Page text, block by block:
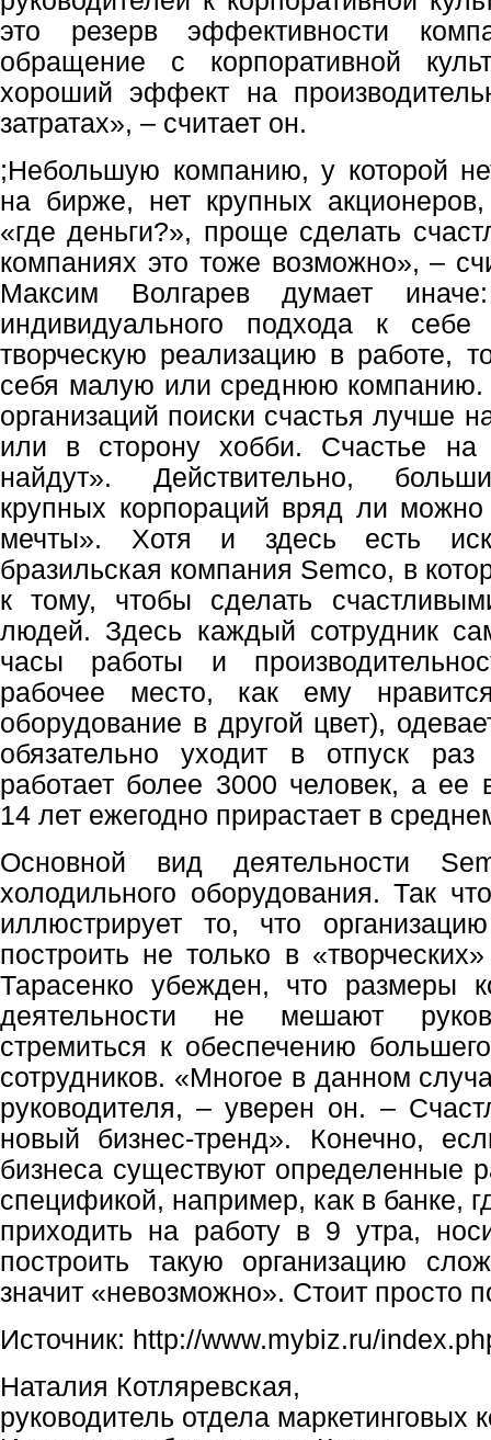
это резерв эффективности
обращение с корпоративной
хороший эффект на
затратах», – считает он.
;Небольшую компанию, у которой
на бирже, нет крупных
«где деньги?», проще сделать
компаниях это тоже возможно», –
Максим Волгарев думает
индивидуального подхода к
творческую реализацию в работе,
себя малую или среднюю компанию.
организаций поиски счастья лучше
или в сторону хобби. Счастье
найдут». Действительно,
крупных корпораций вряд ли можно
мечты». Хотя и здесь есть
бразильская компания Semco, в
к тому, чтобы сделать
людей. Здесь каждый сотрудник
часы работы и
рабочее место, как ему
оборудование в другой цвет),
обязательно уходит в отпуск
работает более 3000 человек, а ее
14 лет ежегодно прирастает в
Основной вид деятельности
холодильного оборудования. Так
иллюстрирует то, что
построить не только в
Тарасенко убежден, что размеры
деятельности не мешают
стремиться к обеспечению
сотрудников. «Многое в данном
руководителя, – уверен он. –
новый бизнес-тренд». Конечно,
бизнеса существуют определенные
спецификой, например, как в банке,
приходить на работу в 9 утра,
построить такую организацию
значит «невозможно». Стоит просто
Источник: http://www.mybiz.ru/
Наталия Котляревская,
руководитель отдела маркетинговых